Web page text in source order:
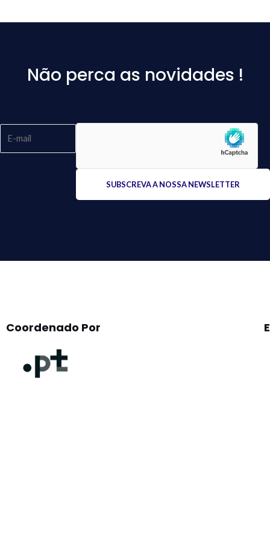
Não perca as novidades !
Coordenado Por